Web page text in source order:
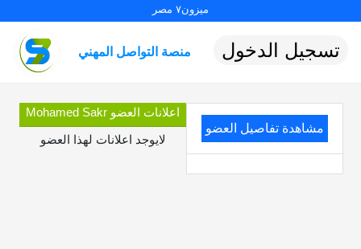
ميزون٧ مصر
منصة التواصل المهني تسجيل الدخول
مشاهدة تفاصيل العضو
اعلانات العضو Mohamed Sakr
لايوجد اعلانات لهذا العضو